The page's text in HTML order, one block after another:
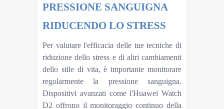
PRESSIONE SANGUIGNA
RIDUCENDO LO STRESS
Per valutare l'efficacia delle tue tecniche di
riduzione dello stress e di altri cambiamenti
dello stile di vita, è importante monitorare
regolarmente la pressione sanguigna.
Dispositivi avanzati come l'Huawei Watch
D2 offrono il monitoraggio continuo della